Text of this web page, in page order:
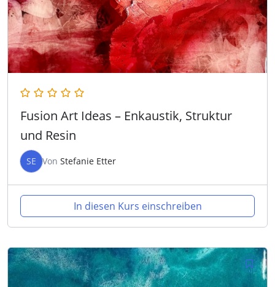
Fusion Art Ideas – Enkaustik, Struktur
und Resin
SE Von Stefanie Etter
In diesen Kurs einschreiben